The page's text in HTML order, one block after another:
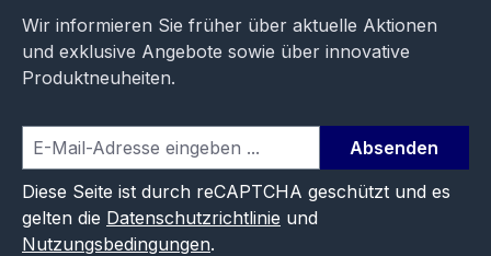
Wir informieren Sie früher über aktuelle Aktionen
und exklusive Angebote sowie über innovative
Produktneuheiten.
Absenden
Diese Seite ist durch reCAPTCHA geschützt und es
gelten die Datenschutzrichtlinie und
Nutzungsbedingungen.